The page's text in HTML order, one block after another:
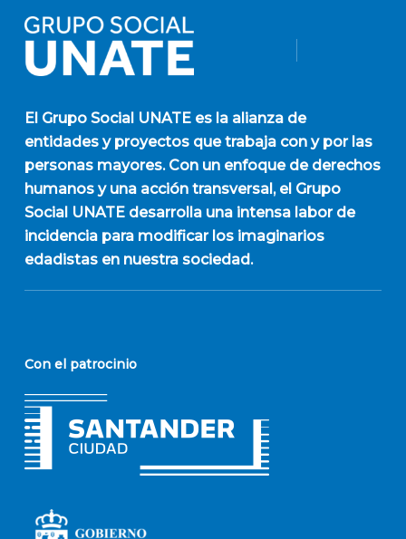
El Grupo Social UNATEes la alianza de
entidades y proyectos que trabaja con y por las
personas mayores. Con un enfoque de derechos
humanos y una acción transversal, el Grupo
Social UNATE desarrolla una intensa labor de
incidencia para modificar los imaginarios
edadistas en nuestra sociedad.
Con el patrocinio